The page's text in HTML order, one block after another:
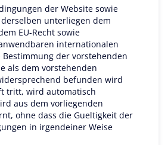
der Website sowie
unterliegen dem
EU-Recht sowie
internationalen
Bestimmung der vorstehenden
als dem vorstehenden
befunden wird
tritt, wird automatisch
aus dem vorliegenden
ohne dass die Gueltigkeit der
in irgendeiner Weise